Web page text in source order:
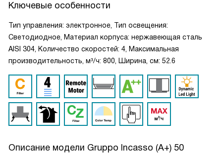
Ключевые особенности
Тип управления: электронное, Тип освещения:
Светодиодное, Материал корпуса: нержавеющая сталь
AISI 304, Количество скоростей: 4, Максимальная
производительность, м³/ч: 800, Ширина, см: 52.6
Описание модели Gruppo Incasso (A+) 50